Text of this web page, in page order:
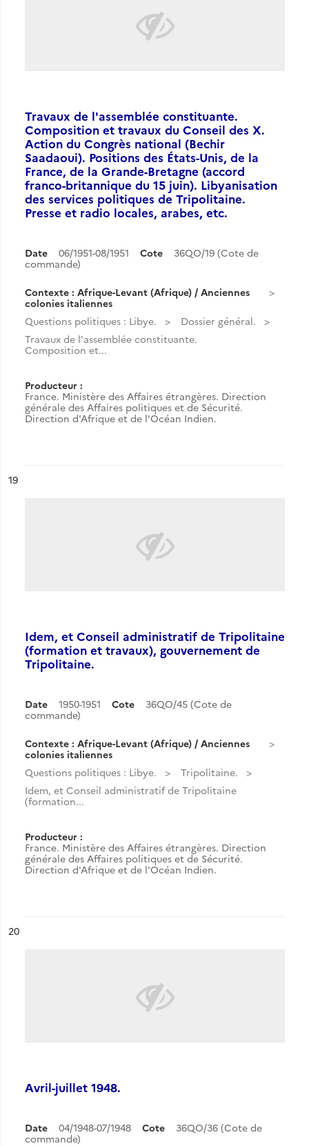
Travaux de l'assemblée constituante.
Composition et travaux du Conseil des X.
Action du Congrès national (Bechir
Saadaoui). Positions des États-Unis, de la
France, de la Grande-Bretagne (accord
franco-britannique du 15 juin). Libyanisation
des services politiques de Tripolitaine.
Presse et radio locales, arabes, etc.
Date 06/1951-08/1951 Cote
36QO/19 (Cote de
commande)
Contexte : Afrique-Levant (Afrique) / Anciennes
colonies italiennes
Questions politiques : Libye.
Dossier général.
Travaux de l'assemblée constituante.
Composition et...
Producteur :
France. Ministère des Affaires étrangères. Direction
générale des Affaires politiques et de Sécurité.
Direction d'Afrique et de l'Océan Indien.
n°
19
Idem, et Conseil administratif de Tripolitaine
(formation et travaux), gouvernement de
Tripolitaine.
Date 1950-1951 Cote
36QO/45 (Cote de
commande)
Contexte : Afrique-Levant (Afrique) / Anciennes
colonies italiennes
Questions politiques : Libye.
Tripolitaine.
Idem, et Conseil administratif de Tripolitaine
(formation...
Producteur :
France. Ministère des Affaires étrangères. Direction
générale des Affaires politiques et de Sécurité.
Direction d'Afrique et de l'Océan Indien.
n°
20
Avril-juillet 1948.
Date 04/1948-07/1948 Cote
36QO/36 (Cote de
commande)